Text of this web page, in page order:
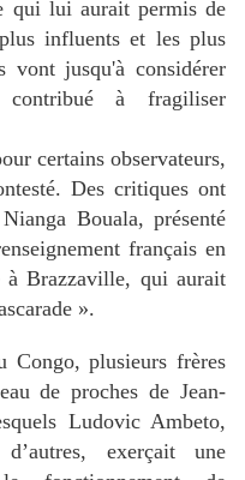
qui lui aurait permis de
influents et les plus
vont jusqu'à considérer
à fragiliser
certains observateurs,
Des critiques ont
Bouala, présenté
français en
à Brazzaville, qui aurait
».
Congo, plusieurs frères
de proches de Jean-
Ludovic Ambeto,
exerçait une